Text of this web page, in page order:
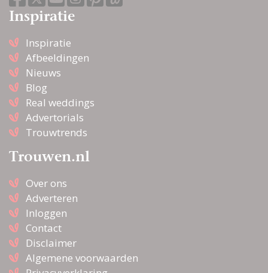
Inspiratie
Inspiratie
Afbeeldingen
Nieuws
Blog
Real weddings
Advertorials
Trouwtrends
Trouwen.nl
Over ons
Adverteren
Inloggen
Contact
Disclaimer
Algemene voorwaarden